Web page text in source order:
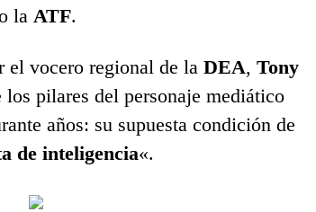
la ATF.
el vocero regional de la DEA, Tony
los pilares del personaje mediático
años: su supuesta condición de
de inteligencia«.